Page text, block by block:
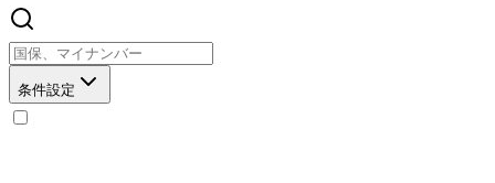
条件設定